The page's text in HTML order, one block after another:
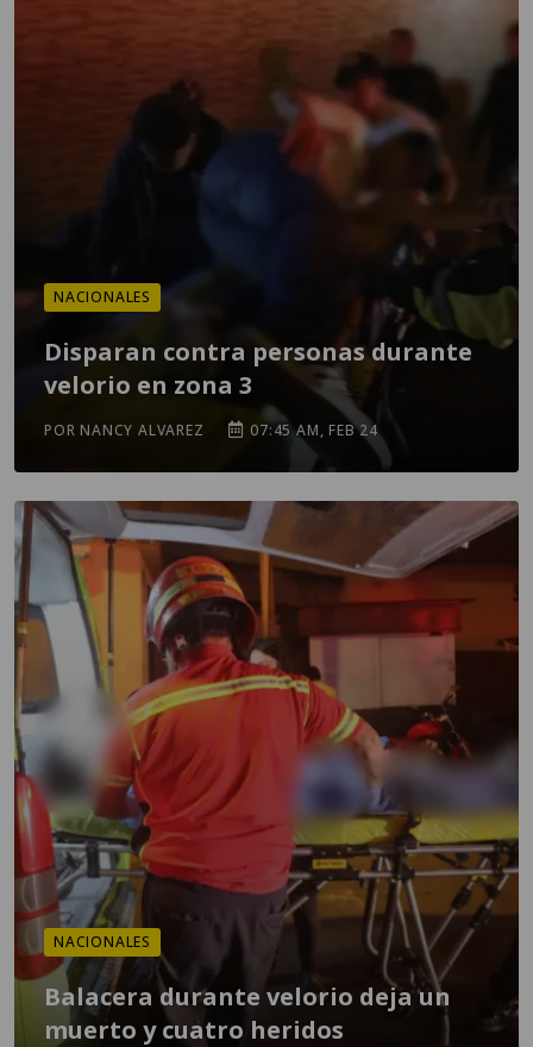
NACIONALES
Disparan contra personas durante
velorio en zona 3
POR NANCY ALVAREZ 07:45 AM, FEB 24
NACIONALES
Balacera durante velorio deja un
muerto y cuatro heridos